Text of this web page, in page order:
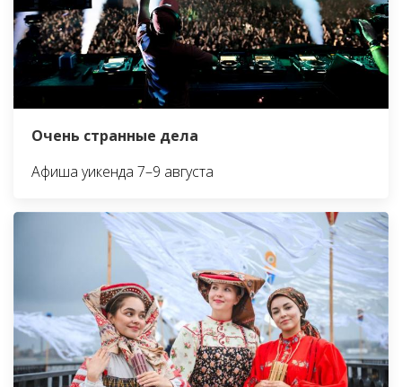
Очень странные дела
Афиша уикенда 7–9 августа